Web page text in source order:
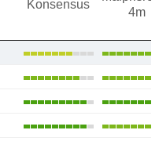
Konsensus
4m